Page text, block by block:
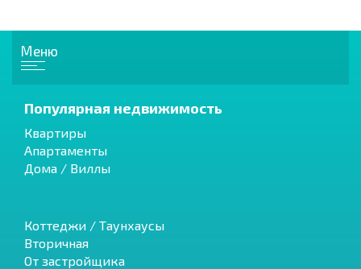
Меню
Популярная недвижимость
Квартиры
Апартаменты
Дома / Виллы
Коттеджи / Таунхаусы
Вторичная
От застройщика